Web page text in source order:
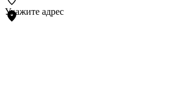
Укажите адрес